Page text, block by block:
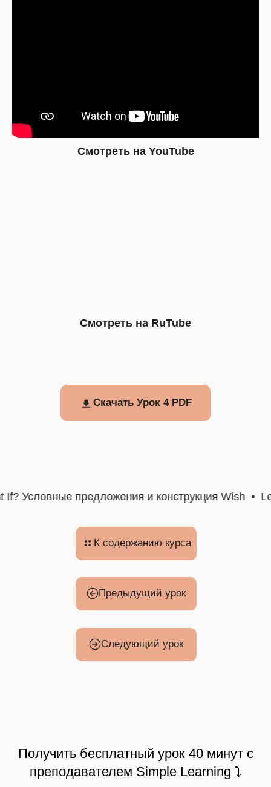
Смотреть на YouTube
Смотреть на RuTube
Скачать Урок 4 PDF
Условные предложения и конструкция Wish
К содержанию курса
Следующий урок
Предыдущий урок
Получить бесплатный урок 40 минут с
преподавателем Simple Learning ⤵